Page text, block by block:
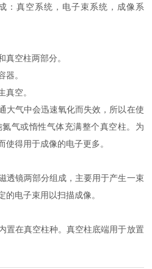
真空系统，电子束系统，成像系
空柱两部分。
。
空。
气中会迅速氧化而失效，所以在使
气或惰性气体充满整个真空柱。为
使得用于成像的电子更多。
镜两部分组成，主要用于产生一束
电子束用以扫描成像。
在真空柱种。真空柱底端用于放置